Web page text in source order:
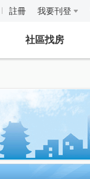
註冊 我要刊登
社區找房